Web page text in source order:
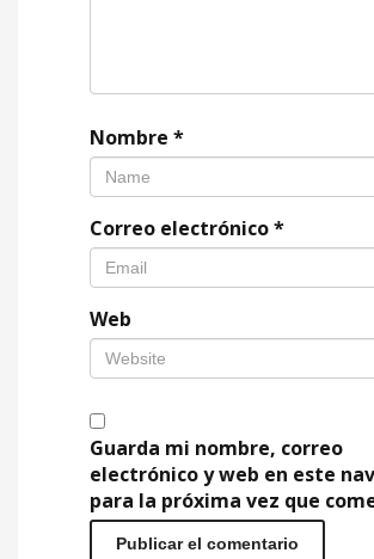
Nombre *
Correo electrónico*
Web
Guarda mi nombre, correo
electrónico y web en este
para la próxima vez que